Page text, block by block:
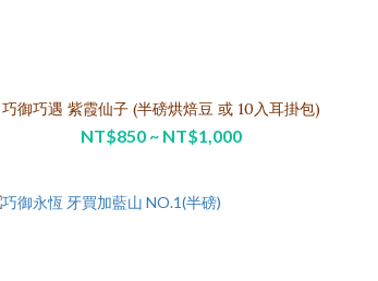
巧御巧遇 紫霞仙子 (半磅烘焙豆 或 10入耳掛包)
NT$850 ~ NT$1,000